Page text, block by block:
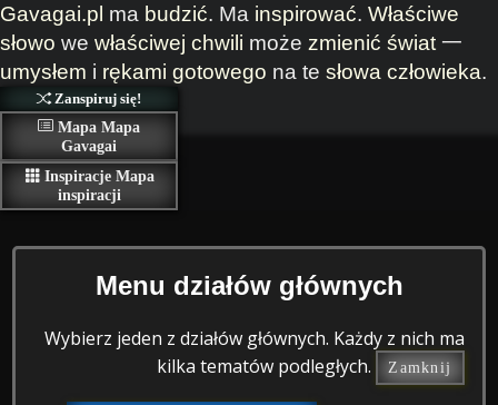
Gavagai.pl ma budzić. Ma inspirować. Właściwe
słowo we właściwej chwili może zmienić świat 一
umysłem i rękami gotowego na te słowa człowieka.
Zanspiruj się!
Mapa Mapa
Gavagai
Inspiracje Mapa
inspiracji
Menu działów głównych
Wybierz jeden z działów głównych. Każdy z nich ma
kilka tematów podległych.
Zamknij